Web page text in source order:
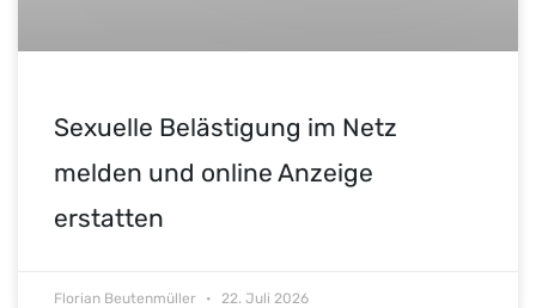
Sexuelle Belästigung im Netz
melden und online Anzeige
erstatten
Florian Beutenmüller 22. Juli 2026